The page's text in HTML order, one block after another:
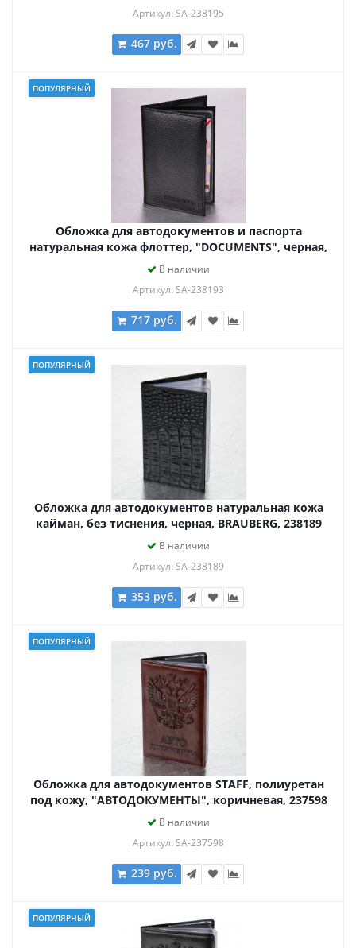
Артикул: SA-238195
467 руб.
ПОПУЛЯРНЫЙ
Обложка для автодокументов и паспорта
натуральная кожа флоттер, "DOCUMENTS", черная,
BRAUBERG 238193
В наличии
Артикул: SA-238193
717 руб.
ПОПУЛЯРНЫЙ
Обложка для автодокументов натуральная кожа
кайман, без тиснения, черная, BRAUBERG, 238189
В наличии
Артикул: SA-238189
353 руб.
ПОПУЛЯРНЫЙ
Обложка для автодокументов STAFF, полиуретан
под кожу, "АВТОДОКУМЕНТЫ", коричневая, 237598
В наличии
Артикул: SA-237598
239 руб.
ПОПУЛЯРНЫЙ